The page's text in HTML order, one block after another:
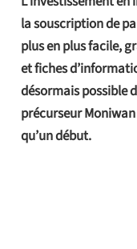
la souscription de
plus en plus facile,
et fiches
désormais possible
précurseur
qu’un début.